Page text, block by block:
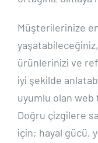
Müşterilerinize
yaşatabileceğiniz,
ürünlerinizi ve
iyi şekilde
uyumlu olan web
Doğru çizgilere
için; hayal gücü,